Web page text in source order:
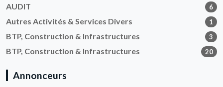
AUDIT 6
Autres Activités & Services Divers 1
BTP, Construction & Infrastructures 3
BTP, Construction & Infrastructures 20
Annonceurs